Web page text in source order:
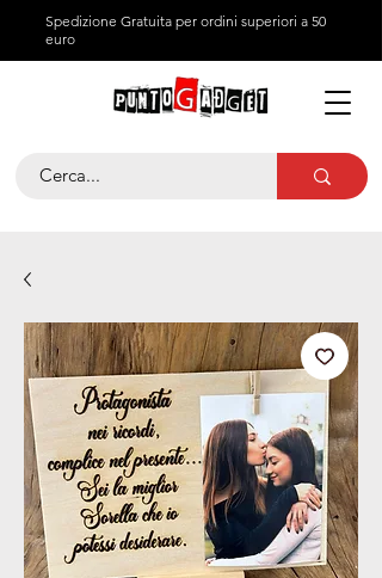
Spedizione Gratuita per ordini superiori a 50
euro